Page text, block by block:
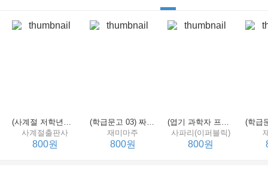
(사계절 저학년문고 21) 선생님은 모르는 게 너무 많아
사계절출판사
800원
(학급문고 03) 짜장 짬뽕 탕수육
재미마주
800원
(엽기 과학자 프래니 01) 도시락 괴물이 나타났다
사파리(이퍼블릭)
800원